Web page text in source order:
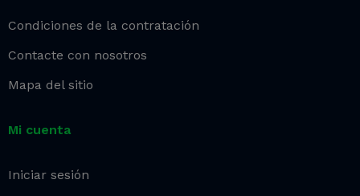
Condiciones de la contratación
Contacte con nosotros
Mapa del sitio
Mi cuenta
Iniciar sesión